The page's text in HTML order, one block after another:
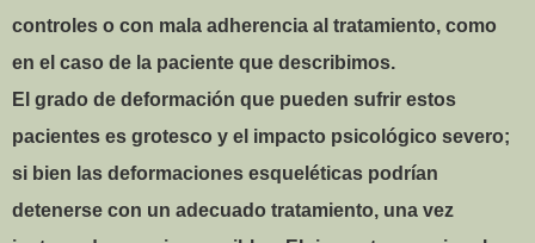
controles o con mala adherencia al tratamiento, como
en el caso de la paciente que describimos.
El grado de deformación que pueden sufrir estos
pacientes es grotesco y el impacto psicológico severo;
si bien las deformaciones esqueléticas podrían
detenerse con un adecuado tratamiento, una vez